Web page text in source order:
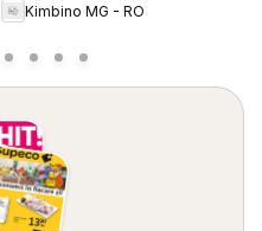
Kimbino MG - RO